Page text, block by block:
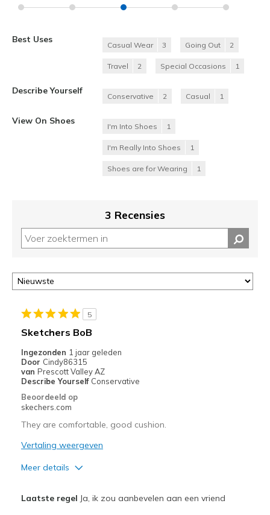
Best Uses
Casual Wear 3 Going Out 2
Travel 2 Special Occasions 1
Describe Yourself
Conservative 2 Casual 1
View On Shoes
I'm Into Shoes 1
I'm Really Into Shoes 1
Shoes are for Wearing 1
3 Recensies
5
Sketchers BoB
Ingezonden 1 jaar geleden
Door Cindy86315
van Prescott Valley AZ
Describe Yourself Conservative
Beoordeeld op
skechers.com
They are comfortable, good cushion.
Vertaling weergeven
Meer details
Laatste regel Ja, ik zou aanbevelen aan een vriend